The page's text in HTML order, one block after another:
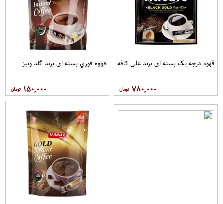
قهوه درجه یک بسته ای برند علي کافه
۷۸۰,۰۰۰
قهوه فوري بسته ای برند گلد ونيز
۱۵۰,۰۰۰